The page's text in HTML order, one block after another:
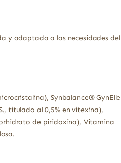
y adaptada a las necesidades del
Synbalance® GynElle
titulado al 0,5% en vitexina),
de piridoxina), Vitamina